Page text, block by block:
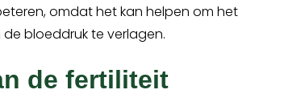
omdat het kan helpen om het
bloeddruk te verlagen.
de fertiliteit